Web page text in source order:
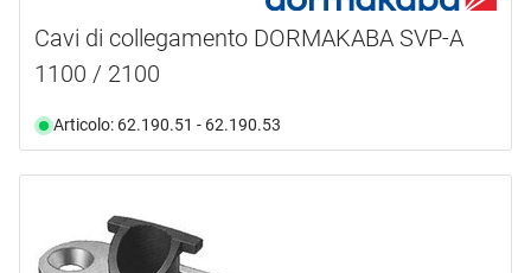
Cavi di collegamento DORMAKABA SVP-A
1100 / 2100
Articolo: 62.190.51 - 62.190.53